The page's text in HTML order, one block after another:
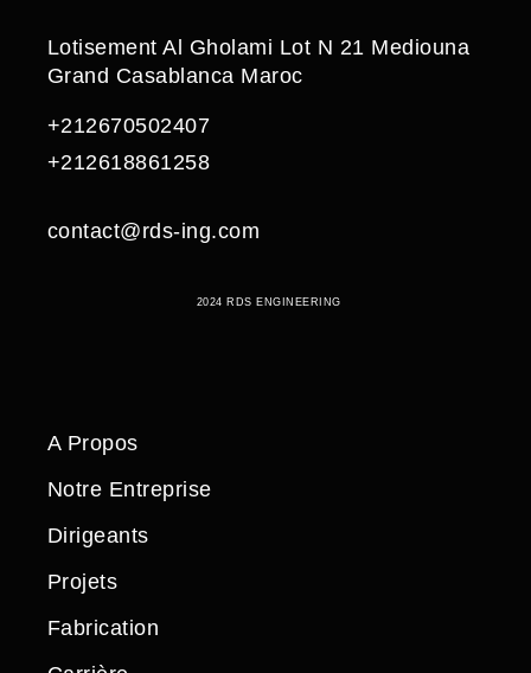
Lotisement Al Gholami Lot N 21 Mediouna
Grand Casablanca Maroc
+212670502407
+212618861258
contact@rds-ing.com
2024 RDS ENGINEERING
A Propos
Notre Entreprise
Dirigeants
Projets
Fabrication